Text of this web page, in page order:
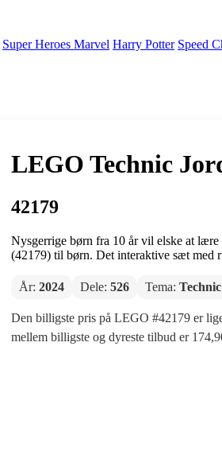
Super Heroes Marvel Harry Potter Speed
LEGO Technic
42179
Nysgerrige børn fra 10 år vil elske at
(42179) til børn. Det interaktive sæt med
År: 2024 Dele: 526 Tema: Technic
Den billigste pris på LEGO #42179 er
mellem billigste og dyreste tilbud er